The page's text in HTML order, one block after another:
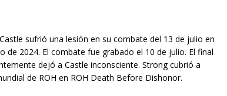
sufrió una lesión en su combate del 13 de julio en
2024. El combate fue grabado el 10 de julio. El final
dejó a Castle inconsciente. Strong cubrió a
de ROH en ROH Death Before Dishonor.